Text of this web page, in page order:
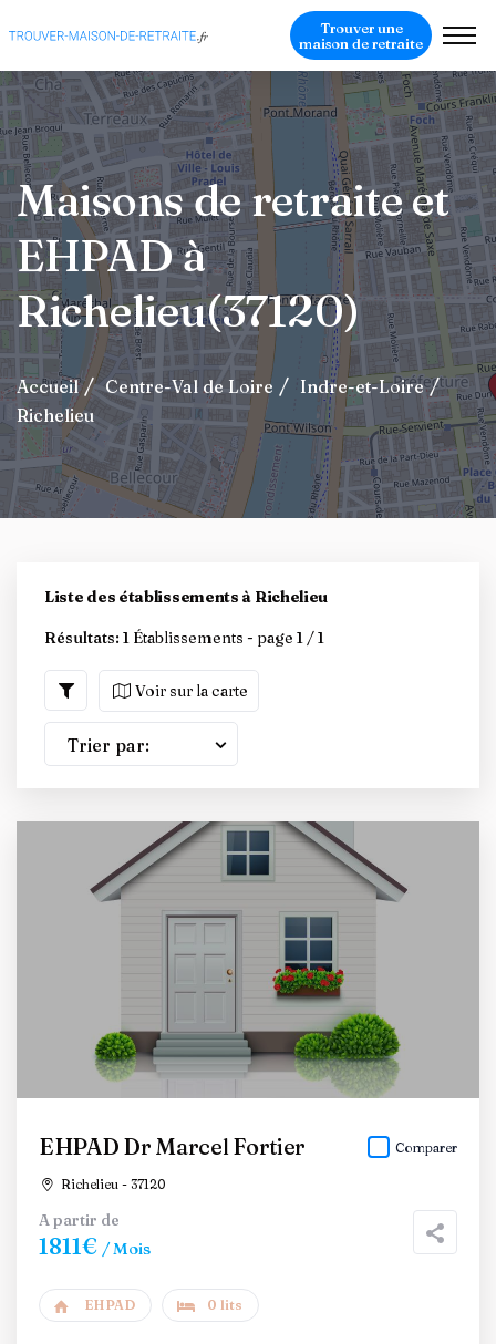
Trouver une
maison de retraite
Maisons de retraite et
EHPAD à
Richelieu(37120)
Accueil Centre-Val de Loire
Indre-et-Loire
Richelieu
Liste des établissements à Richelieu
Résultats: 1 Établissements - page 1 / 1
Voir sur la carte
Trier par:
EHPAD Dr Marcel Fortier
Richelieu - 37120
Comparer
A partir de
1811€ / Mois
EHPAD 0 lits